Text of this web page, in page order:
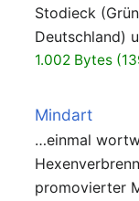
Stodieck
Deutschland)
1.002 Bytes
Mindart
…einmal
promovierter